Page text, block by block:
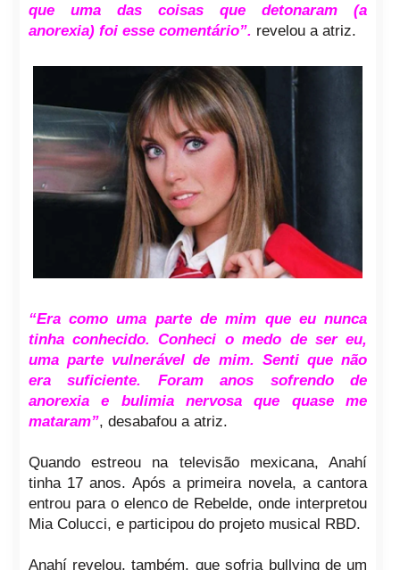
que uma das coisas que detonaram (a
anorexia) foi esse comentário”. revelou a atriz.
“Era como uma parte de mim que eu nunca
tinha conhecido. Conheci o medo de ser eu,
uma parte vulnerável de mim. Senti que não
era suficiente. Foram anos sofrendo de
anorexia e bulimia nervosa que quase me
mataram”, desabafou a atriz.
Quando estreou na televisão mexicana, Anahí
tinha 17 anos. Após a primeira novela, a cantora
entrou para o elenco de Rebelde, onde interpretou
Mia Colucci, e participou do projeto musical RBD.
Anahí revelou, também, que sofria bullying de um